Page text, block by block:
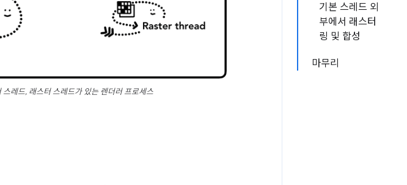
기본 스레드 외
부에서 래스터
링 및 합성
마무리
레드, 래스터 스레드가 있는 렌더러 프로세스